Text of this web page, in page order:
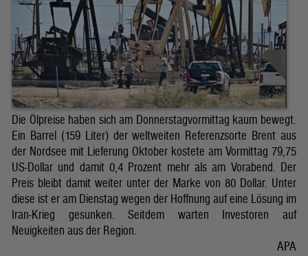
Die Ölpreise haben sich am Donnerstagvormittag kaum bewegt.
Ein Barrel (159 Liter) der weltweiten Referenzsorte Brent aus
der Nordsee mit Lieferung Oktober kostete am Vormittag 79,75
US-Dollar und damit 0,4 Prozent mehr als am Vorabend. Der
Preis bleibt damit weiter unter der Marke von 80 Dollar. Unter
diese ist er am Dienstag wegen der Hoffnung auf eine Lösung im
Iran-Krieg gesunken. Seitdem warten Investoren auf
Neuigkeiten aus der Region.
APA